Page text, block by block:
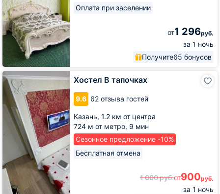
Оплата при заселении
от1 296руб.
за 1 ночь
Получите65 бонусов
Хостел В тапочках
9.6 62 отзыва гостей
Казань, 1.2 км от центра
724 м от метро, 9 мин
Сезонное предложение -10%
Бесплатная отмена
1 000руб.от900руб.
за 1 ночь
Хостел
В
тапочках